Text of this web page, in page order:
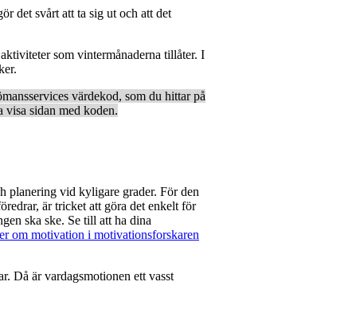
det svårt att ta sig ut och att det
som vintermånaderna tillåter. I
värdekod, som du hittar på
visa sidan med koden.
planering vid kyligare grader. För den
är tricket att göra det enkelt för
ska ske. Se till att ha dina
om motivation i motivationsforskaren
Då är vardagsmotionen ett vasst